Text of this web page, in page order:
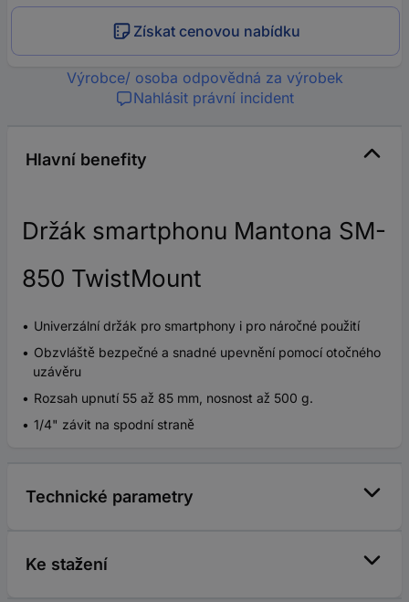
Získat cenovou nabídku
Výrobce/ osoba odpovědná za výrobek
Nahlásit právní incident
Hlavní benefity
Držák smartphonu Mantona SM-
850 TwistMount
Univerzální držák pro smartphony i pro náročné použití
Obzvláště bezpečné a snadné upevnění pomocí otočného
uzávěru
Rozsah upnutí 55 až 85 mm, nosnost až 500 g.
1/4" závit na spodní straně
Technické parametry
Ke stažení